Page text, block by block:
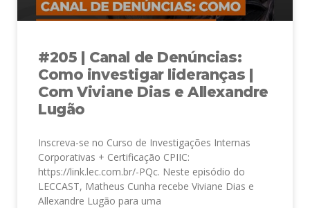
#205 | Canal de Denúncias:
Como investigar lideranças |
Com Viviane Dias e Allexandre
Lugão
Inscreva-se no Curso de Investigações Internas
Corporativas + Certificação CPIIC:
https://link.lec.com.br/-PQc. Neste episódio do
LECCAST, Matheus Cunha recebe Viviane Dias e
Allexandre Lugão para uma